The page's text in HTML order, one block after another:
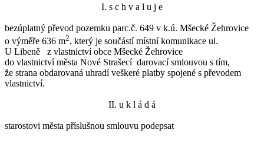
I. s c h v a l u j e
bezúplatný převod pozemku parc.č. 649 v k.ú. Mšecké Žehrovice
o výměře 636 m2, který je součástí místní komunikace ul.
U Libeně z vlastnictví obce Mšecké Žehrovice
do vlastnictví města Nové Strašecí darovací smlouvou s tím,
že strana obdarovaná uhradí veškeré platby spojené s převodem
vlastnictví.
II. u k l á d á
starostovi města příslušnou smlouvu podepsat